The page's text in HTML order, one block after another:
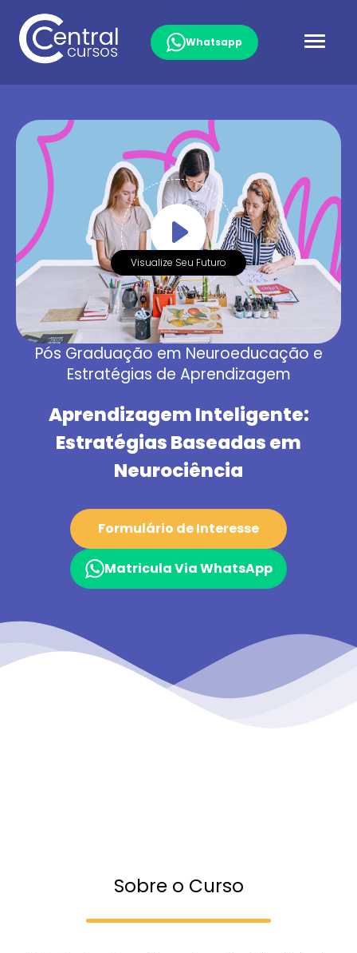
Whatsapp
Pós Graduação em Neuroeducação e
Estratégias de Aprendizagem
Aprendizagem Inteligente:
Estratégias Baseadas em
Neurociência
Formulário de Interesse
Matricula Via WhatsApp
Visualize Seu Futuro
Sobre o Curso